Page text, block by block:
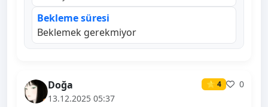
Bekleme süresi
Beklemek gerekmiyor
Doğa ⭐ 4
0
13.12.2025 05:37